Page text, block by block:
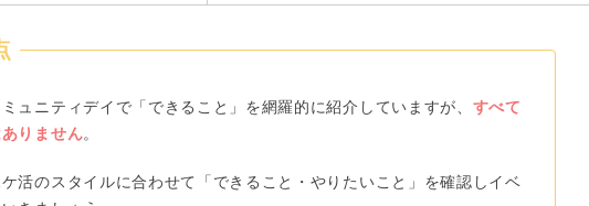
ュニティデイで「できること」を網羅的に紹介していますが、 すべて
りません。
活のスタイルに合わせて
「できること・やりたいこと」を確認しイベ